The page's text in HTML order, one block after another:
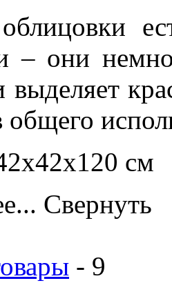
– они
выделяет
общего
см
Свернуть
- 9